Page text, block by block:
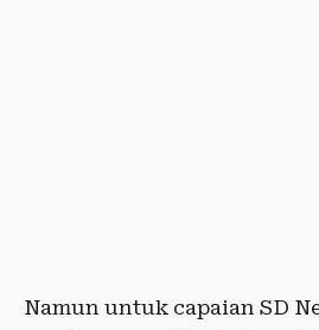
Namun untuk capaian SD